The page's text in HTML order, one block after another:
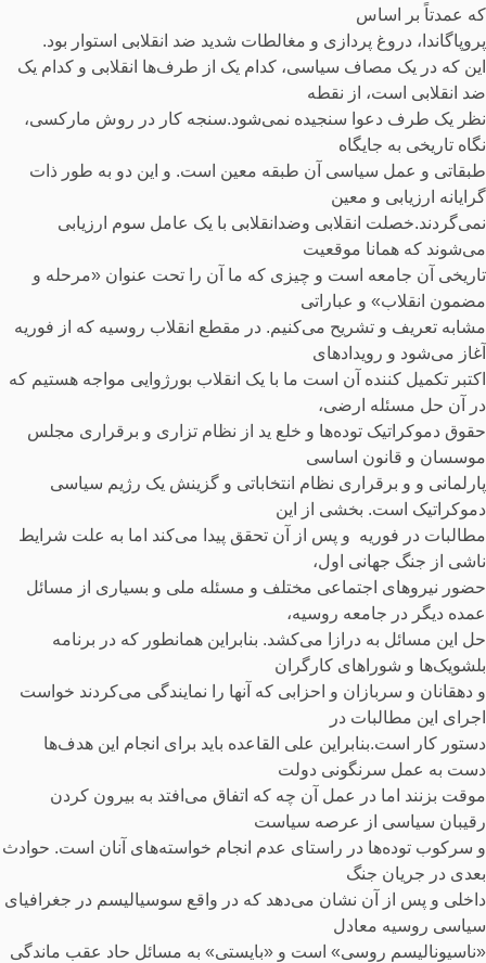
که عمدتاً بر اساس
پروپاگاندا، دروغ پردازی و مغالطات شدید ضد انقلابی استوار بود.
این که در یک مصاف سیاسی، کدام یک از طرف‌ها انقلابی و کدام یک
ضد انقلابی است، از نقطه
نظر یک طرف دعوا سنجیده نمی‌شود.سنجه کار در روش مارکسی،
نگاه تاریخی به جایگاه
طبقاتی و عمل سیاسی آن طبقه معین است. و این دو به طور ذات
گرایانه ارزیابی و معین
نمی‌گردند.خصلت انقلابی وضدانقلابی با یک عامل سوم ارزیابی
می‌شوند که همانا موقعیت
تاریخی آن جامعه است و چیزی که ما آن را تحت عنوان «مرحله و
مضمون انقلاب» و عباراتی
مشابه تعریف و تشریح می‌کنیم. در مقطع انقلاب روسیه که از فوریه
آغاز می‌شود و رویدادهای
اکتبر تکمیل کننده آن است ما با یک انقلاب بورژوایی مواجه هستیم که
در آن حل مسئله ارضی،
حقوق دموکراتیک توده‌ها و خلع ید از نظام تزاری و برقراری مجلس
موسسان و قانون اساسی
پارلمانی و و برقراری نظام انتخاباتی و گزینش یک رژیم سیاسی
دموکراتیک است. بخشی از این
مطالبات در فوریه و پس از آن تحقق پیدا می‌کند اما به علت شرایط
ناشی از جنگ جهانی اول،
حضور نیروهای اجتماعی مختلف و مسئله ملی و بسیاری از مسائل
عمده دیگر در جامعه روسیه،
حل این مسائل به درازا می‌کشد. بنابراین همانطور که در برنامه
بلشویک‌ها و شوراهای کارگران
و دهقانان و سربازان و احزابی که آنها را نمایندگی می‌کردند خواست
اجرای این مطالبات در
دستور کار است.بنابراین علی القاعده باید برای انجام این هدف‌ها
دست به عمل سرنگونی دولت
موقت بزنند اما در عمل آن چه که اتفاق می‌افتد به بیرون کردن
رقیبان سیاسی از عرصه سیاست
و سرکوب توده‌ها در راستای عدم انجام خواسته‌های آنان است. حوادث
بعدی در جریان جنگ
داخلی و پس از آن نشان می‌دهد که در واقع سوسیالیسم در جغرافیای
سیاسی روسیه معادل
«ناسیونالیسم روسی» است و «بایستی» به مسائل حاد عقب ماندگی